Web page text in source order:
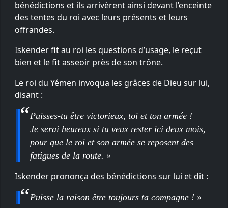
bénédictions et ils arrivèrent ainsi devant l’enceinte
des tentes du roi avec leurs présents et leurs
offrandes.
Iskender fit au roi les questions d’usage, le reçut
bien et le fit asseoir près de son trône.
Le roi du Yémen invoqua les grâces de Dieu sur lui,
disant :
Puisses-tu être victorieux, toi et ton armée !
Je serai heureux si tu veux rester ici deux mois,
pour que le roi et son armée se reposent des
fatigues de la route. »
Iskender prononça des bénédictions sur lui et dit :
Puisse la raison être toujours ta compagne ! »